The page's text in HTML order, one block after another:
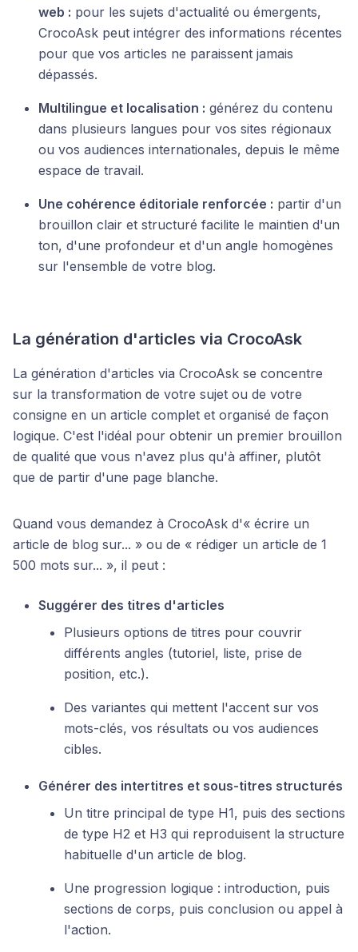
web : pour les sujets d'actualité ou émergents,
CrocoAsk peut intégrer des informations récentes
pour que vos articles ne paraissent jamais
dépassés.
Multilingue et localisation : générez du contenu
dans plusieurs langues pour vos sites régionaux
ou vos audiences internationales, depuis le même
espace de travail.
Une cohérence éditoriale renforcée : partir d'un
brouillon clair et structuré facilite le maintien d'un
ton, d'une profondeur et d'un angle homogènes
sur l'ensemble de votre blog.
La génération d'articles via CrocoAsk
La génération d'articles via CrocoAsk se concentre
sur la transformation de votre sujet ou de votre
consigne en un article complet et organisé de façon
logique. C'est l'idéal pour obtenir un premier brouillon
de qualité que vous n'avez plus qu'à affiner, plutôt
que de partir d'une page blanche.
Quand vous demandez à CrocoAsk d'« écrire un
article de blog sur... » ou de « rédiger un article de 1
500 mots sur... », il peut :
Suggérer des titres d'articles
Plusieurs options de titres pour couvrir
différents angles (tutoriel, liste, prise de
position, etc.).
Des variantes qui mettent l'accent sur vos
mots-clés, vos résultats ou vos audiences
cibles.
Générer des intertitres et sous-titres structurés
Un titre principal de type H1, puis des sections
de type H2 et H3 qui reproduisent la structure
habituelle d'un article de blog.
Une progression logique : introduction, puis
sections de corps, puis conclusion ou appel à
l'action.